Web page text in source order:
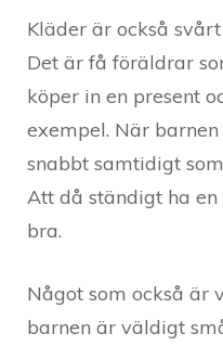
Kläder är också
Det är få föräldrar
köper in en present
exempel. När
snabbt samtidigt
Att då ständigt ha
bra.
Något som också är
barnen är väldigt